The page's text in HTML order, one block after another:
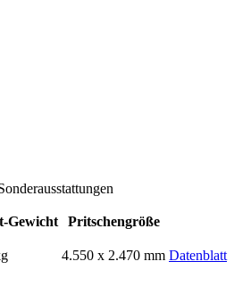
Gewicht Pritschengröße
4.550 x 2.470 mm Datenblatt